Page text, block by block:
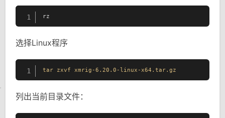
1 rz
选择Linux程序
1 tar zxvf xmrig-6 .20 .0-linux-x64 .tar.gz
列出当前目录文件：